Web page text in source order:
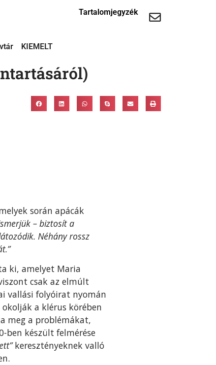
Tartalomjegyzék
KIEMELT
során apácák
– biztosít a
Néhány rossz
ki, amelyet Maria
csak az elmúlt
vallási folyóirat nyomán
a klérus körében
meg a problémákat,
ben készült felmérése
keresztényeknek valló